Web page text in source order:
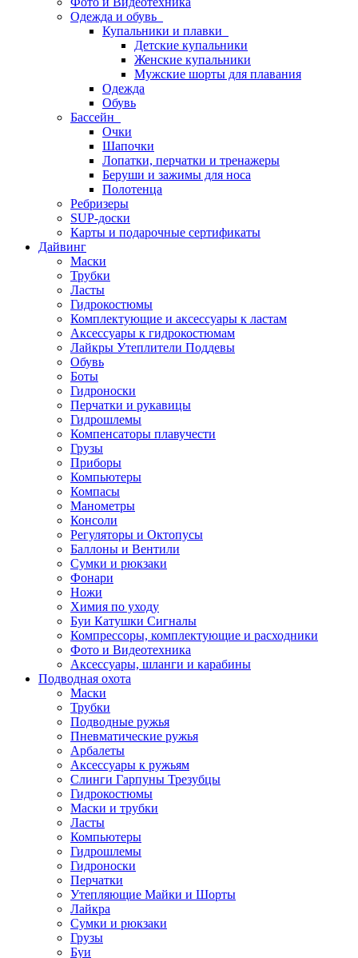
Одежда и обувь
Купальники и плавки
Детские купальники
Женские купальники
Мужские шорты для плавания
Одежда
Обувь
Бассейн
Очки
Шапочки
Лопатки, перчатки и тренажеры
Беруши и зажимы для носа
Полотенца
Ребризеры
SUP-доски
Карты и подарочные сертификаты
Дайвинг
Маски
Трубки
Ласты
Гидрокостюмы
Комплектующие и аксессуары к ластам
Аксессуары к гидрокостюмам
Лайкры Утеплители Поддевы
Обувь
Боты
Гидроноски
Перчатки и рукавицы
Гидрошлемы
Компенсаторы плавучести
Грузы
Приборы
Компьютеры
Компасы
Манометры
Консоли
Регуляторы и Октопусы
Баллоны и Вентили
Сумки и рюкзаки
Фонари
Ножи
Химия по уходу
Буи Катушки Сигналы
Компрессоры, комплектующие и расходники
Фото и Видеотехника
Аксессуары, шланги и карабины
Подводная охота
Маски
Трубки
Подводные ружья
Пневматические ружья
Арбалеты
Аксессуары к ружьям
Слинги Гарпуны Трезубцы
Гидрокостюмы
Маски и трубки
Ласты
Компьютеры
Гидрошлемы
Гидроноски
Перчатки
Утепляющие Майки и Шорты
Лайкра
Сумки и рюкзаки
Грузы
Буи